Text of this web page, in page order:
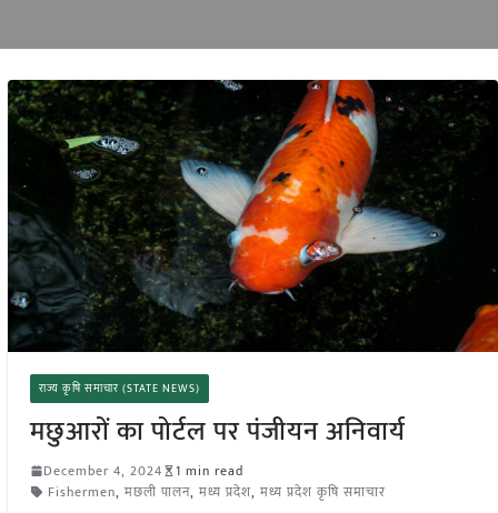
राज्य कृषि समाचार (STATE NEWS)
मछुआरों का पोर्टल पर पंजीयन अनिवार्य
December 4, 2024
1 min read
Fishermen, मछली पालन, मध्य प्रदेश, मध्य प्रदेश कृषि समाचार